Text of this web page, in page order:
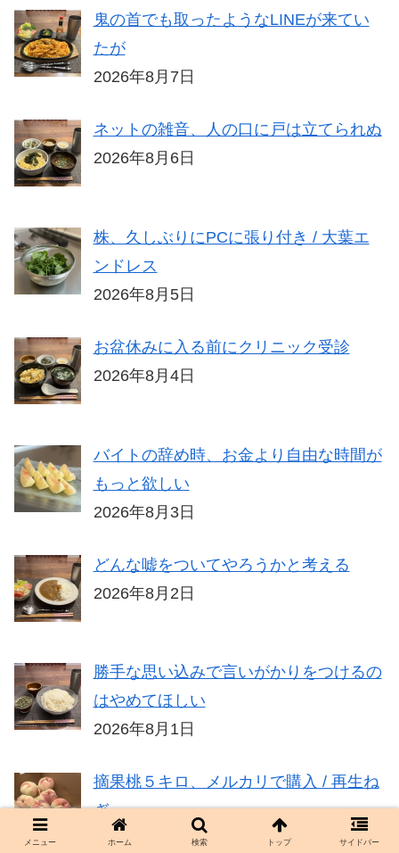
鬼の首でも取ったようなLINEが来てい
たが
2026年8月7日
ネットの雑音、人の口に戸は立てられぬ
2026年8月6日
株、久しぶりにPCに張り付き / 大葉エ
ンドレス
2026年8月5日
お盆休みに入る前にクリニック受診
2026年8月4日
バイトの辞め時、お金より自由な時間が
もっと欲しい
2026年8月3日
どんな嘘をついてやろうかと考える
2026年8月2日
勝手な思い込みで言いがかりをつけるの
はやめてほしい
2026年8月1日
摘果桃５キロ、メルカリで購入 / 再生ね
ぎ
2026年7月31日
メニュー ホーム 検索 トップ サイドバー